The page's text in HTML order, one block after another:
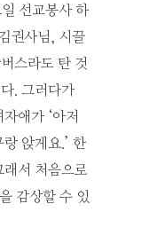
선교봉사 하
권사님, 시끌
스라도 탄 것
. 그러다가
애가 ‘아저
앉게요.’ 한
래서 처음으로
감상할 수 있